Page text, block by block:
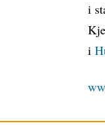
i
i